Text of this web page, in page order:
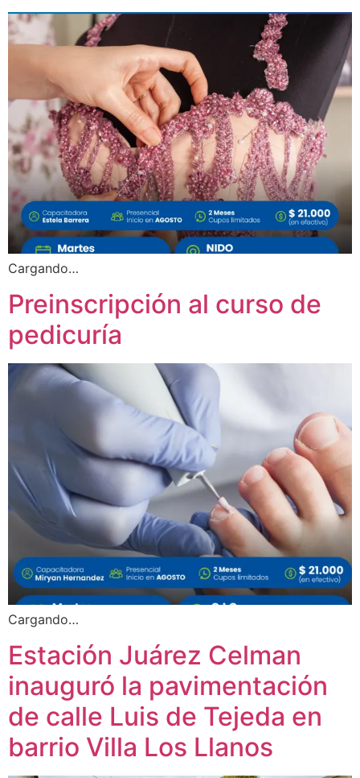
Cargando…
Preinscripción al curso de
pedicuría
Cargando…
Estación Juárez Celman
inauguró la pavimentación
de calle Luis de Tejeda en
barrio Villa Los Llanos